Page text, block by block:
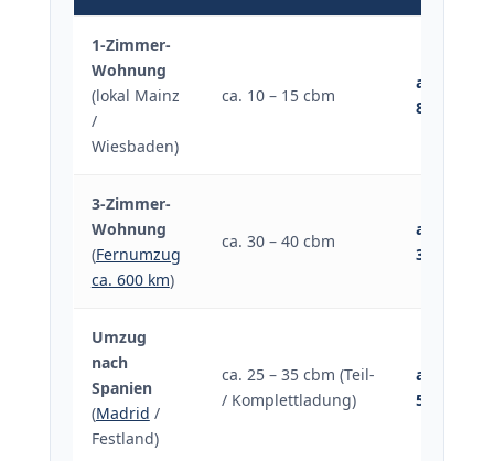
1-Zimmer-
Wohnung
(lokal Mainz
/
Wiesbaden)
ca. 10 – 15 cbm
ab 450 € –
850 €
3-Zimmer-
Wohnung
(Fernumzug
ca. 600 km)
ca. 30 – 40 cbm
ab 1.800 €
3.200 €
Umzug
nach
Spanien
(Madrid /
Festland)
ca. 25 – 35 cbm (Teil-
/ Komplettladung)
ab 2.500 €
5.500 €